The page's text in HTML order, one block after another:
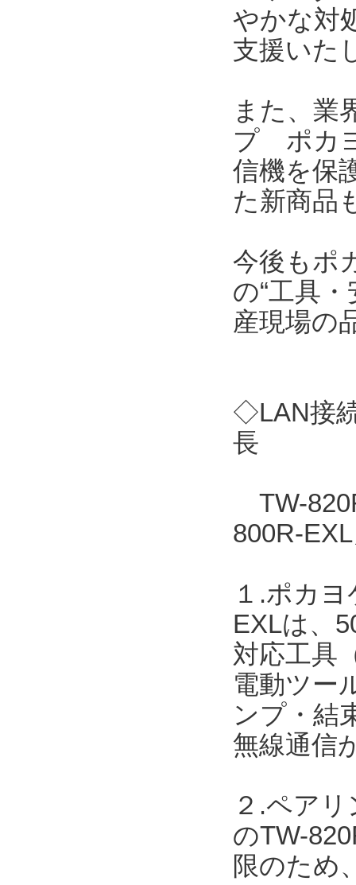
やかな対
支援いた
また、業
プ ポカ
信機を保
た新商品
今後もポ
の“工具
産現場の
◇LAN接
長
TW-
800R-
１.ポカ
EXLは、
対応工具
電動ツー
ンプ・結
無線通信
２.ペア
のTW-
限のため